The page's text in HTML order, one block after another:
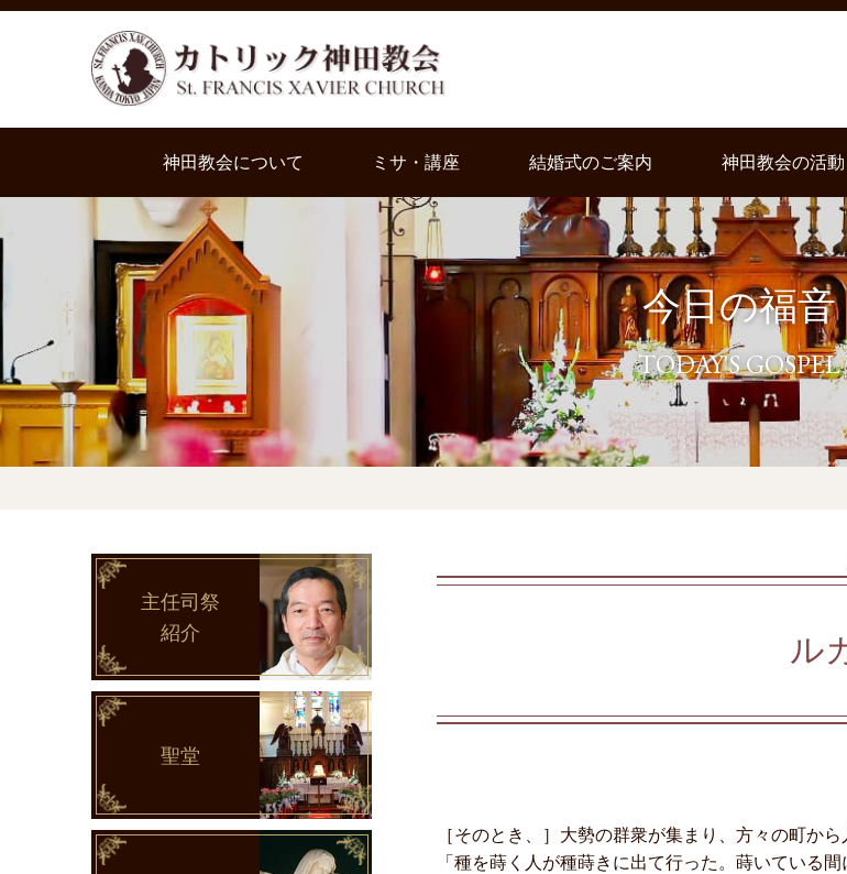
神田教会について ミサ・講座 結婚式のご案内 神田教会の活動
今日の福音
TODAY'S GOSPEL
ル
［そのとき、］大勢の群衆が集まり、方々の町か
「種を蒔く人が種蒔きに出て行った。蒔いている
主任司祭
紹介
聖堂